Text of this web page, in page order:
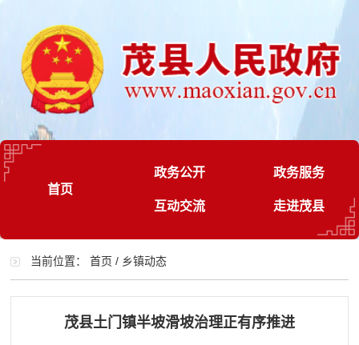
首页
政务公开 政务服务
互动交流 走进茂县
当前位置：首页 / 乡镇动态
茂县土门镇半坡滑坡治理正有序推进